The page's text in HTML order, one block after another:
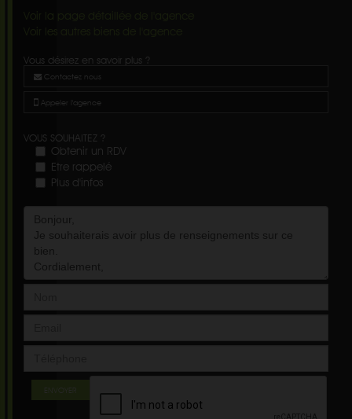
Voir la page détaillée de l'agence
Voir les autres biens de l'agence
Vous désirez en savoir plus ?
Contactez nous
Appeler l'agence
VOUS SOUHAITEZ ?
Obtenir un RDV
Etre rappelé
Plus d'infos
ENVOYER